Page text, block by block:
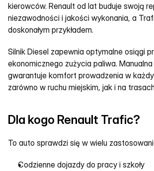
kierowców. Renault od lat buduje swoją
niezawodności i jakości wykonania, a
doskonałym przykładem.
Silnik Diesel zapewnia optymalne osiągi
ekonomicznego zużycia paliwa.
gwarantuje komfort prowadzenia w
zarówno w ruchu miejskim, jak i na
Dla kogo Renault Trafic?
To auto sprawdzi się w wielu
Codzienne dojazdy do pracy i szkoły